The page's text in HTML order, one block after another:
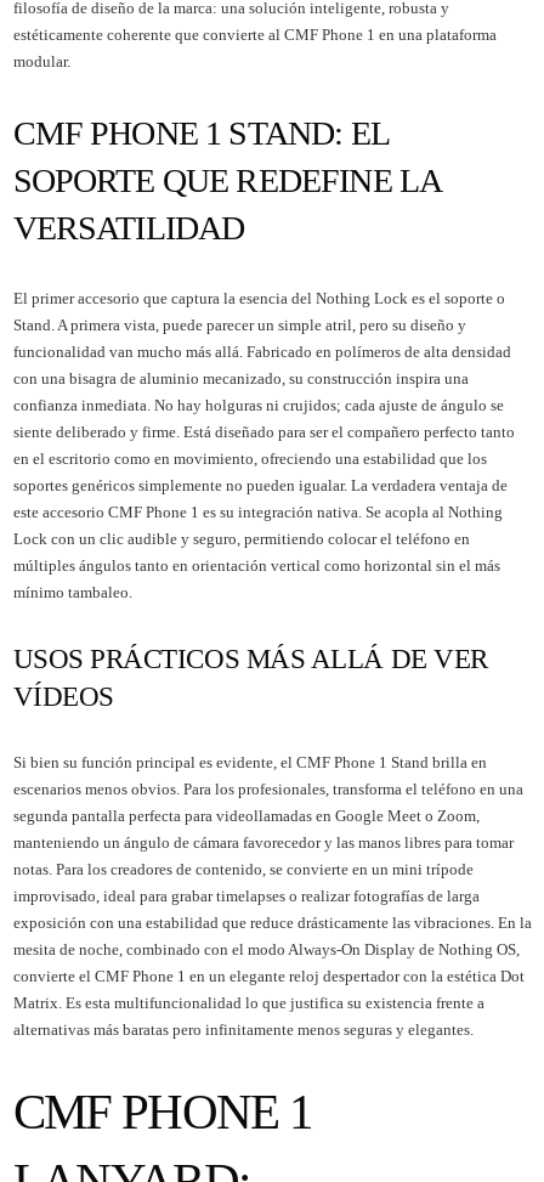
filosofía de diseño de la marca: una solución inteligente, robusta y
estéticamente coherente que convierte al CMF Phone 1 en una plataforma
modular.
CMF PHONE 1 STAND: EL
SOPORTE QUE REDEFINE LA
VERSATILIDAD
El primer accesorio que captura la esencia del Nothing Lock es el soporte o
Stand. A primera vista, puede parecer un simple atril, pero su diseño y
funcionalidad van mucho más allá. Fabricado en polímeros de alta densidad
con una bisagra de aluminio mecanizado, su construcción inspira una
confianza inmediata. No hay holguras ni crujidos; cada ajuste de ángulo se
siente deliberado y firme. Está diseñado para ser el compañero perfecto tanto
en el escritorio como en movimiento, ofreciendo una estabilidad que los
soportes genéricos simplemente no pueden igualar. La verdadera ventaja de
este accesorio CMF Phone 1 es su integración nativa. Se acopla al Nothing
Lock con un clic audible y seguro, permitiendo colocar el teléfono en
múltiples ángulos tanto en orientación vertical como horizontal sin el más
mínimo tambaleo.
USOS PRÁCTICOS MÁS ALLÁ DE VER
VÍDEOS
Si bien su función principal es evidente, el CMF Phone 1 Stand brilla en
escenarios menos obvios. Para los profesionales, transforma el teléfono en una
segunda pantalla perfecta para videollamadas en Google Meet o Zoom,
manteniendo un ángulo de cámara favorecedor y las manos libres para tomar
notas. Para los creadores de contenido, se convierte en un mini trípode
improvisado, ideal para grabar timelapses o realizar fotografías de larga
exposición con una estabilidad que reduce drásticamente las vibraciones. En la
mesita de noche, combinado con el modo Always-On Display de Nothing OS,
convierte el CMF Phone 1 en un elegante reloj despertador con la estética Dot
Matrix. Es esta multifuncionalidad lo que justifica su existencia frente a
alternativas más baratas pero infinitamente menos seguras y elegantes.
CMF PHONE 1